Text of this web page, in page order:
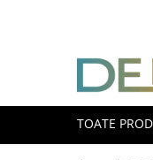
Toate Produsele
SPORT & TIMP LIBER
AUTOAPARARE
Pumnaluri si boxuri
TOATE